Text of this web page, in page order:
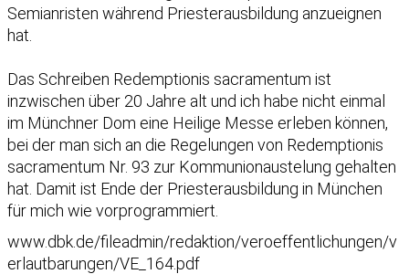
Semianristen während Priesterausbildung anzueignen
hat.
Das Schreiben Redemptionis sacramentum ist
inzwischen über 20 Jahre alt und ich habe nicht einmal
im Münchner Dom eine Heilige Messe erleben können,
bei der man sich an die Regelungen von Redemptionis
sacramentum Nr. 93 zur Kommunionaustelung gehalten
hat. Damit ist Ende der Priesterausbildung in München
für mich wie vorprogrammiert.
www.dbk.de/fileadmin/redaktion/veroeffentlichungen/v
erlautbarungen/VE_164.pdf